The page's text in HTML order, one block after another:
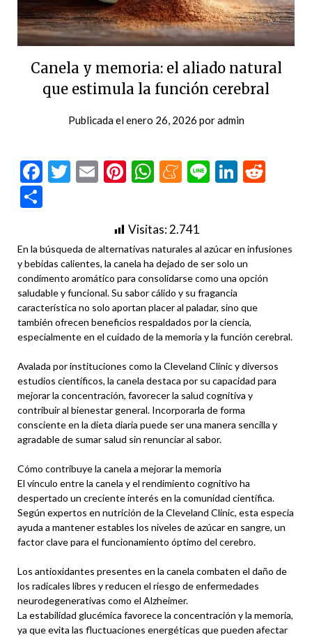
Canela y memoria: el aliado natural
que estimula la función cerebral
Publicada elenero 26, 2026 poradmin
Facebook
Twitter
EmailPinterest
WhatsApp
Meneame
Line
Visitas:2.741
En la búsqueda de alternativas naturales al azúcar en infusiones
y bebidas calientes, la canela ha dejado de ser solo un
condimento aromático para consolidarse como una opción
saludable y funcional. Su sabor cálido y su fragancia
característica no solo aportan placer al paladar, sino que
también ofrecen beneficios respaldados por la ciencia,
especialmente en el cuidado de la memoria y la función cerebral.
Avalada por instituciones como la Cleveland Clinic y diversos
estudios científicos, la canela destaca por su capacidad para
mejorar la concentración, favorecer la salud cognitiva y
contribuir al bienestar general. Incorporarla de forma
consciente en la dieta diaria puede ser una manera sencilla y
agradable de sumar salud sin renunciar al sabor.
Cómo contribuye la canela a mejorar la memoria
El vínculo entre la canela y el rendimiento cognitivo ha
despertado un creciente interés en la comunidad científica.
Según expertos en nutrición de la Cleveland Clinic, esta especia
ayuda a mantener estables los niveles de azúcar en sangre, un
factor clave para el funcionamiento óptimo del cerebro.
Los antioxidantes presentes en la canela combaten el daño de
los radicales libres y reducen el riesgo de enfermedades
neurodegenerativas como el Alzheimer.
La estabilidad glucémica favorece la concentración y la memoria,
ya que evita las fluctuaciones energéticas que pueden afectar